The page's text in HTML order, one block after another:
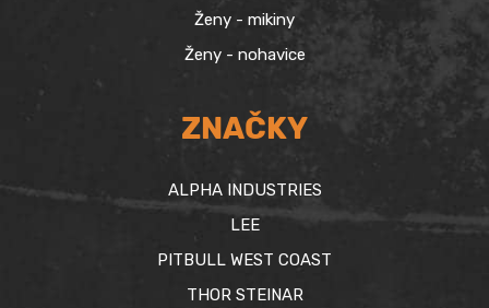
Ženy - mikiny
Ženy - nohavice
ZNAČKY
ALPHA INDUSTRIES
LEE
PITBULL WEST COAST
THOR STEINAR